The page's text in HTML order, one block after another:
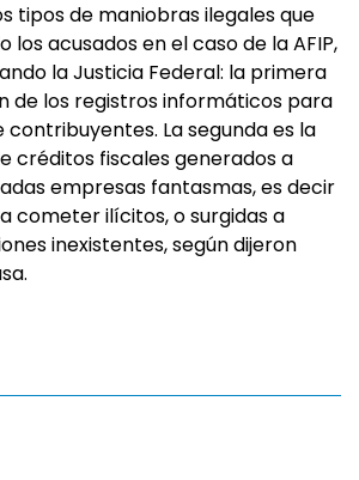
tipos de maniobras ilegales que
acusados en el caso de la AFIP,
la Justicia Federal: la primera
de los registros informáticos para
La segunda es la
créditos fiscales generados a
empresas fantasmas, es decir
cometer ilícitos, o surgidas a
inexistentes, según dijeron